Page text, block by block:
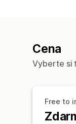
Cena
Vyberte si
Free to